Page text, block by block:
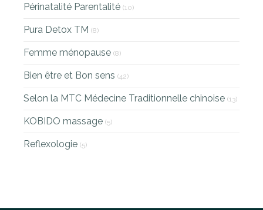
Périnatalité Parentalité (10)
Pura Detox TM (8)
Femme ménopause (8)
Bien être et Bon sens (42)
Selon la MTC Médecine Traditionnelle chinoise (13)
KOBIDO massage (5)
Reflexologie (5)